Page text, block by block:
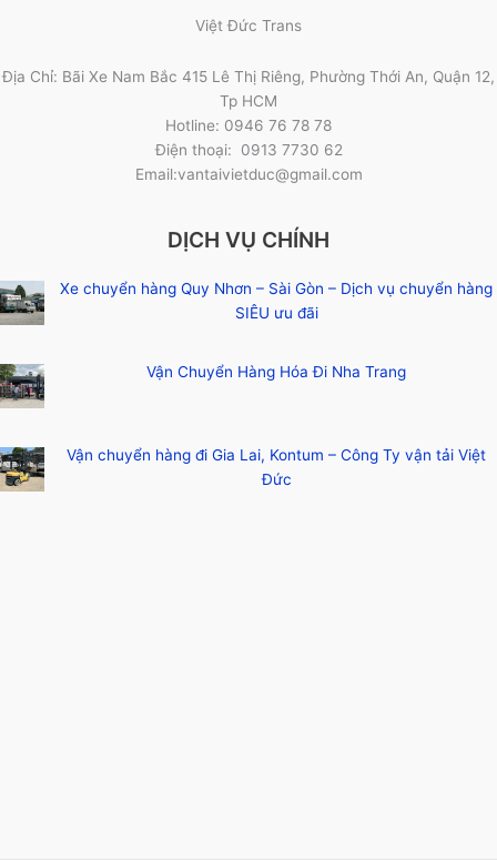
Việt Đức Trans
Địa Chỉ: Bãi Xe Nam Bắc 415 Lê Thị Riêng, Phường Thới An, Quận 12,
Tp HCM
Hotline: 0946 76 78 78
Điện thoại: 0913 7730 62
Email:vantaivietduc@gmail.com
DỊCH VỤ CHÍNH
Xe chuyển hàng Quy Nhơn – Sài Gòn – Dịch vụ chuyển hàng
SIÊU ưu đãi
Vận Chuyển Hàng Hóa Đi Nha Trang
Vận chuyển hàng đi Gia Lai, Kontum – Công Ty vận tải Việt
Đức